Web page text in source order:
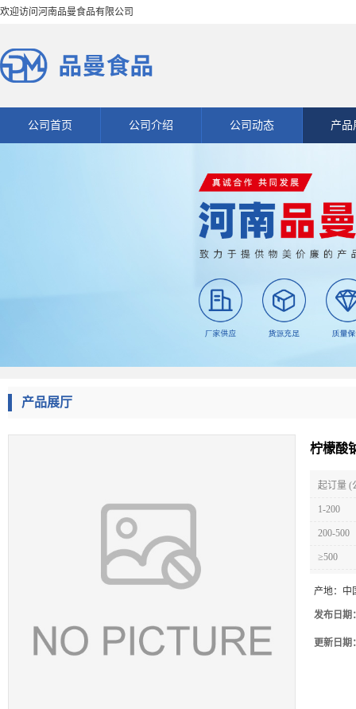
欢迎访问河南品曼食品有限公司
公司首页 公司介绍 公司动态 产品
产品展厅
柠檬酸
起订量 (
1-200
200-500
≥500
产地： 中
发布日期
更新日期